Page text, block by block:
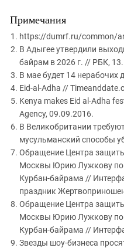
Примечания
https://dumrf.ru/common/
В Адыгее утвердили
байрам в 2026 г. // РБК,
В мае будет 14 нерабочих
Eid-al-Adha //
Kenya makes Eid al-Adha
Agency, 09.09.2016.
В Великобритании
мусульманский способы
Обращение Центра
Москвы Юрию Лужкову по
Курбан-байрама //
праздник
Обращение Центра
Москвы Юрию Лужкову по
Курбан-байрама //
Звезды шоу-бизнеса